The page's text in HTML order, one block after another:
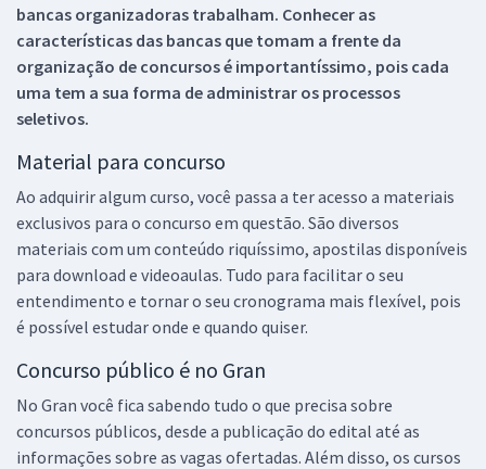
bancas organizadoras trabalham. Conhecer as
características das bancas que tomam a frente da
organização de concursos é importantíssimo, pois cada
uma tem a sua forma de administrar os processos
seletivos.
Material para concurso
Ao adquirir algum curso, você passa a ter acesso a materiais
exclusivos para o concurso em questão. São diversos
materiais com um conteúdo riquíssimo, apostilas disponíveis
para download e videoaulas. Tudo para facilitar o seu
entendimento e tornar o seu cronograma mais flexível, pois
é possível estudar onde e quando quiser.
Concurso público é no Gran
No Gran você fica sabendo tudo o que precisa sobre
concursos públicos, desde a publicação do edital até as
informações sobre as vagas ofertadas. Além disso, os cursos